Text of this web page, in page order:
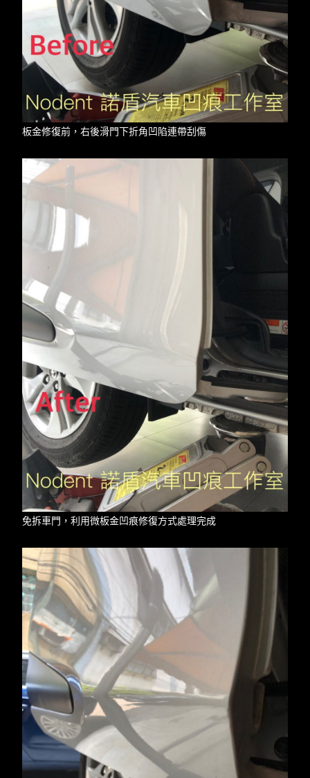
板金修復前，右後滑門下折角凹陷連帶刮傷
免拆車門，利用微板金凹痕修復方式處理完成